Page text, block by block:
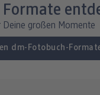
Formate
Deine großen Momente
dm-Fotobuch-